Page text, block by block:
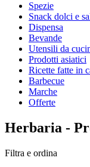
Spezie
Snack dolci e
Dispensa
Bevande
Utensili da
Prodotti asiatici
Ricette fatte in
Barbecue
Marche
Offerte
Herbaria -
Filtra e ordina